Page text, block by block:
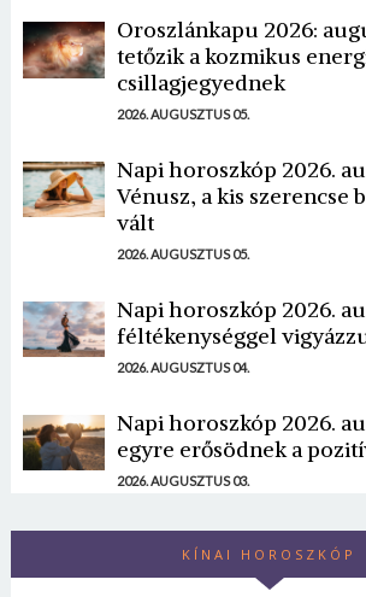
Oroszlánkapu 2026:
tetőzik a kozmikus
csillagjegyednek
2026. AUGUSZTUS 05.
Napi horoszkóp 2026.
Vénusz, a kis szerencse
vált
2026. AUGUSZTUS 05.
Napi horoszkóp 2026.
féltékenységgel
2026. AUGUSZTUS 04.
Napi horoszkóp 2026.
egyre erősödnek a
2026. AUGUSZTUS 03.
KÍNAI HOROSZKÓP